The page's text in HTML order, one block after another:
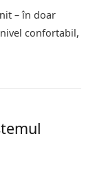
– în doar
confortabil,